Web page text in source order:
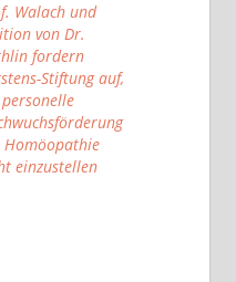
Walach und
von Dr.
fordern
Stiftung auf,
Homöopathie
einzustellen